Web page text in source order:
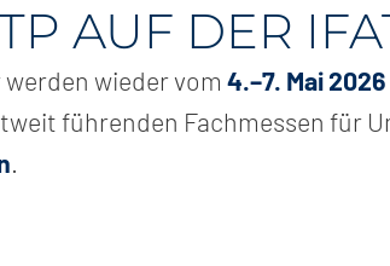
AUF DER
werden wieder vom 4.–7. Mai 2026
führenden Fachmessen für
.